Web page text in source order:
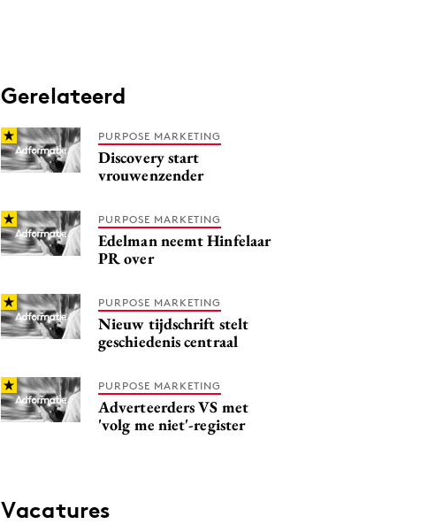
Gerelateerd
PURPOSE MARKETING
Discovery start
vrouwenzender
PURPOSE MARKETING
Edelman neemt Hinfelaar
PR over
PURPOSE MARKETING
Nieuw tijdschrift stelt
geschiedenis centraal
PURPOSE MARKETING
Adverteerders VS met
'volg me niet'-register
Vacatures